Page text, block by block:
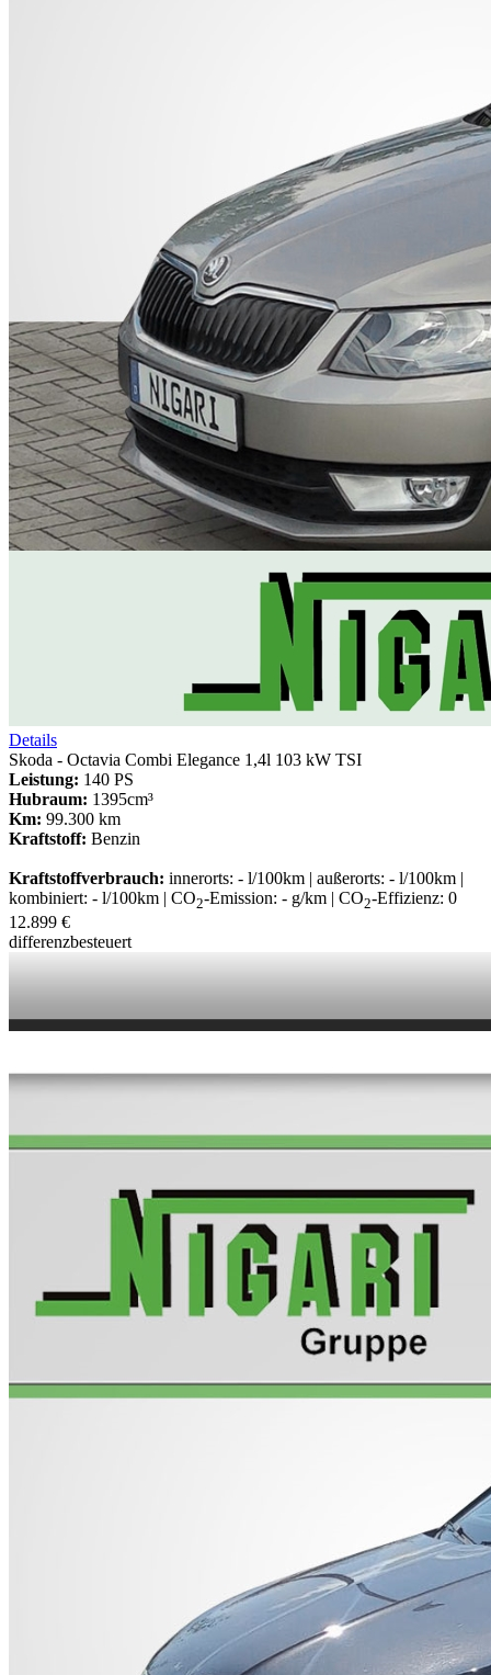
Details
Skoda - Octavia Combi Elegance 1,4l 103 kW TSI
Leistung: 140 PS
Hubraum: 1395cm³
Km: 99.300 km
Kraftstoff: Benzin
Kraftstoffverbrauch: innerorts: - l/100km | außerorts: - l/100km |
kombiniert: - l/100km | CO2-Emission: - g/km | CO2-Effizienz: 0
12.899 €
differenzbesteuert